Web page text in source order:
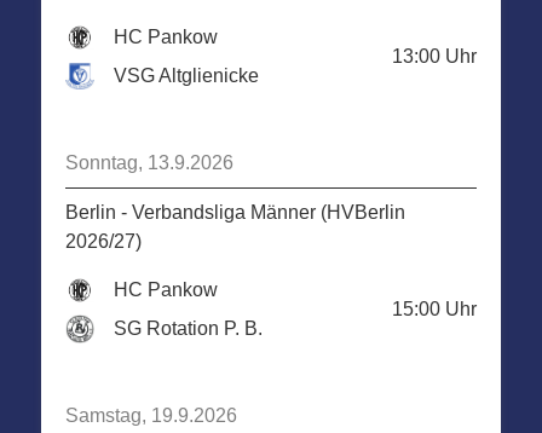
HC Pankow
VSG Altglienicke
13:00 Uhr
Sonntag, 13.9.2026
Berlin - Verbandsliga Männer (HVBerlin
2026/27)
HC Pankow
SG Rotation P. B.
15:00 Uhr
Samstag, 19.9.2026